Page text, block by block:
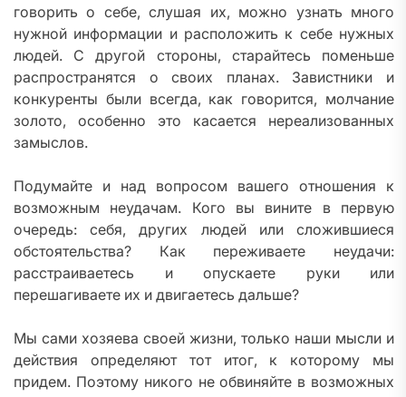
говорить о себе, слушая их, можно узнать много
нужной информации и расположить к себе нужных
людей. С другой стороны, старайтесь поменьше
распространятся о своих планах. Завистники и
конкуренты были всегда, как говорится, молчание
золото, особенно это касается нереализованных
замыслов.
Подумайте и над вопросом вашего отношения к
возможным неудачам. Кого вы вините в первую
очередь: себя, других людей или сложившиеся
обстоятельства? Как переживаете неудачи:
расстраиваетесь и опускаете руки или
перешагиваете их и двигаетесь дальше?
Мы сами хозяева своей жизни, только наши мысли и
действия определяют тот итог, к которому мы
придем. Поэтому никого не обвиняйте в возможных